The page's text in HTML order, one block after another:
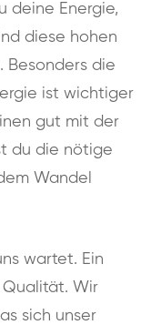
deine Energie,
diese hohen
Besonders die
ist wichtiger
gut mit der
du die nötige
Wandel
wartet. Ein
Wir
sich unser